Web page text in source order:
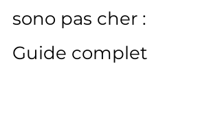
sono pas cher :
Guide complet